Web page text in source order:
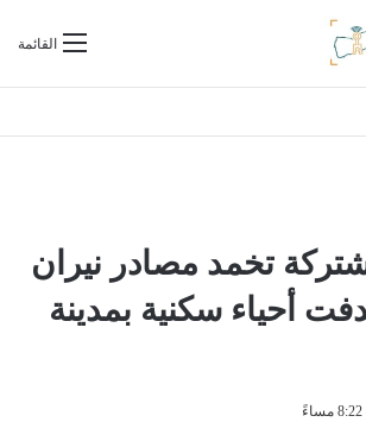
القائمةبحث عن
تخمد مصادر نيران
أحياء سكنية بمدينة